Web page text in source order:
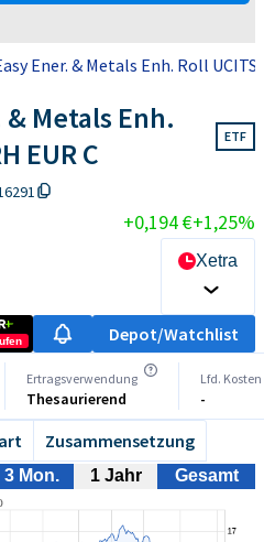
Ener. & Metals Enh. Roll UCITS
& Metals Enh.
EUR C
ETF
+0,194 €+1,25%
Xetra
Depot/Watchlist
Ertragsverwendung
Thesaurierend
Lfd. Kosten
-
Zusammensetzung
3 Mon. 1 Jahr Gesamt